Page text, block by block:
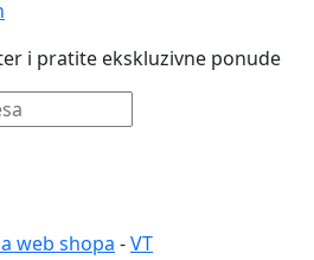
i pratite ekskluzivne ponude
web shopa -VT